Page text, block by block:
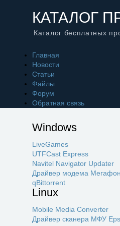
КАТАЛОГ
Каталог бесплатных
Главная
Новости
Статьи
Файлы
Форум
Обратная связь
Windows
LiveGames
UTFCast Express
Navitel Navigator Updater
Драйвер модема
qBittorrent
Linux
Mobile Media Converter
Драйвер сканера МФУ